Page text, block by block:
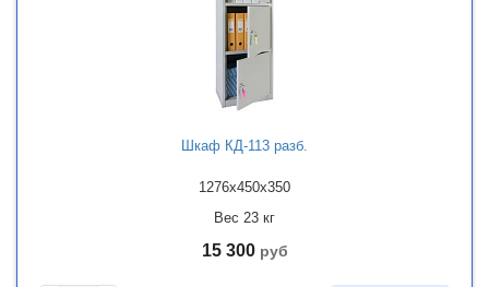
Шкаф КД-113 разб.
1276x450x350
Вес 23 кг
15 300 руб